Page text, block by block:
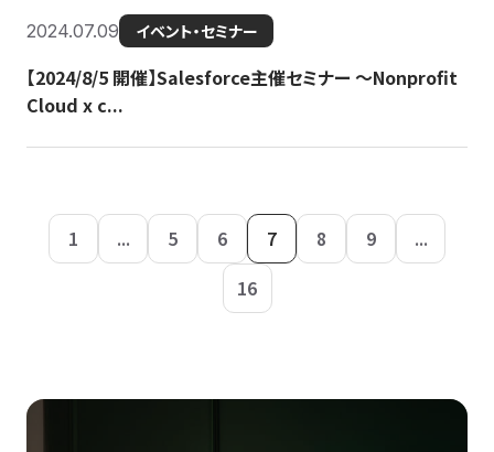
2024.07.09 イベント・セミナー
【2024/8/5 開催】Salesforce主催セミナー 〜Nonprofit
Cloud x c...
1 ... 5 6 7 8 9
...
16